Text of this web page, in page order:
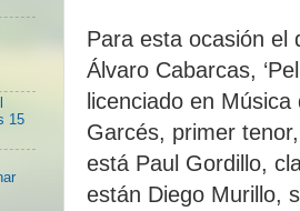
Para esta ocasión el
Álvaro Cabarcas,
licenciado en
Garcés, primer
está Paul Gordillo,
están Diego Murillo,
15